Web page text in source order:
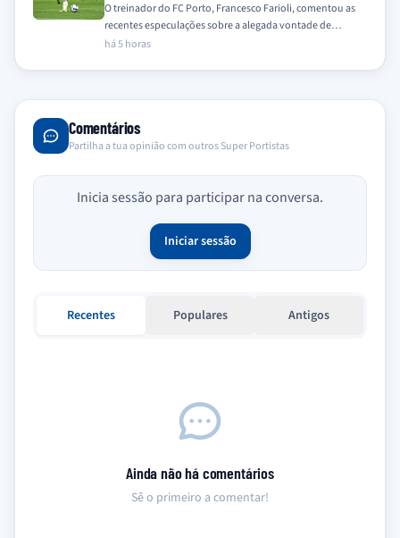
O treinador do FC Porto, Francesco Farioli, comentou as
recentes especulações sobre a alegada vontade de
Rodrigo Mora em deixar o clube,…
há 5 horas
Comentários
Partilha a tua opinião com outros Super Portistas
Inicia sessão para participar na conversa.
Iniciar sessão
Recentes Populares Antigos
Ainda não há comentários
Sê o primeiro a comentar!